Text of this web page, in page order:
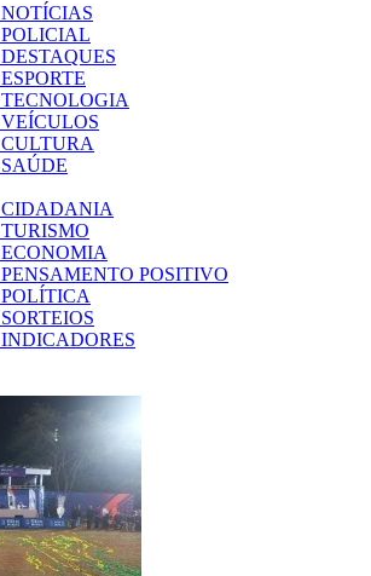
NOTÍCIAS
POLICIAL
DESTAQUES
ESPORTE
TECNOLOGIA
VEÍCULOS
CULTURA
SAÚDE
CIDADANIA
TURISMO
ECONOMIA
PENSAMENTO POSITIVO
POLÍTICA
SORTEIOS
INDICADORES